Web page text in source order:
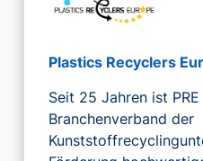
Plastics Recyclers
Seit 25 Jahren ist
Branchenverband der